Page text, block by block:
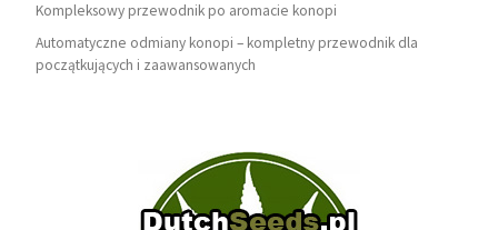
Kompleksowy przewodnik po aromacie konopi
Automatyczne odmiany konopi – kompletny przewodnik dla
początkujących i zaawansowanych